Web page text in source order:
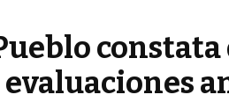
evaluaciones